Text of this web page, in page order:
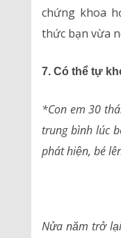
chứng khoa
thức bạn vừa
7. Có thể tự
*Con em 30
trung bình lúc
phát hiện, bé
Nửa năm trở